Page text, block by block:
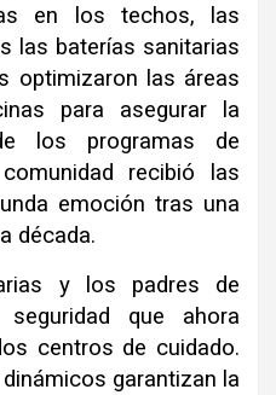
en los techos, las
las baterías sanitarias
optimizaron las áreas
para asegurar la
los programas de
recibió las
emoción tras una
década.
y los padres de
que ahora
centros de cuidado.
garantizan la